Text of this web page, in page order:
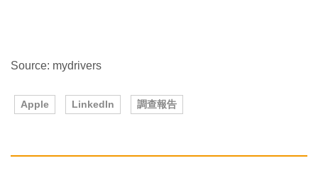
Source: mydrivers
Apple LinkedIn 調查報告